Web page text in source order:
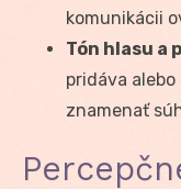
komunikácii
Tón hlasu a
pridáva
znamenať